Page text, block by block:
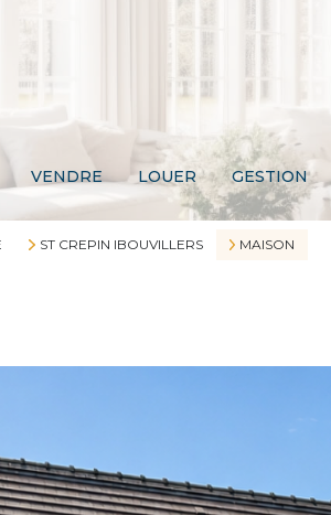
VENDRE LOUER GESTION
ST CREPIN IBOUVILLERS MAISON